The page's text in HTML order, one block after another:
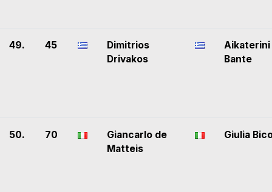
49. 45
Dimitrios
Drivakos
Aikaterini
Bante
50. 70
Giancarlo de
Matteis
Giulia